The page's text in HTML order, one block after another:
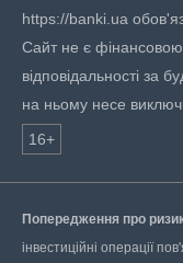
https://banki.ua
Сайт не є
відповідальності за
на ньому несе
16+
Попередження про
інвестиційні операції